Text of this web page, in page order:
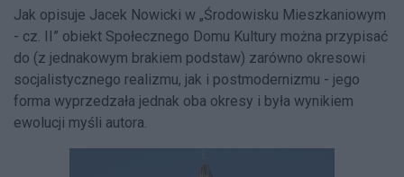
Jak opisuje Jacek Nowicki w „Środowisku Mieszkaniowym
- cz. II” obiekt Społecznego Domu Kultury można przypisać
do (z jednakowym brakiem podstaw) zarówno okresowi
socjalistycznego realizmu, jak i postmodernizmu - jego
forma wyprzedzała jednak oba okresy i była wynikiem
ewolucji myśli autora.